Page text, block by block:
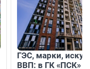
ГЭС, марки,
ВВП: в ГК «ПСК»